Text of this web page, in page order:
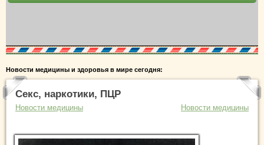
Новости медицины и здоровья в мире сегодня:
Секс, наркотики, ПЦР
Новости медицины Новости медицины